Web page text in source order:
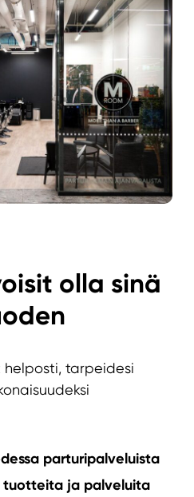
olla sinä
tarpeidesi
parturipalveluista
tuotteita ja palveluita